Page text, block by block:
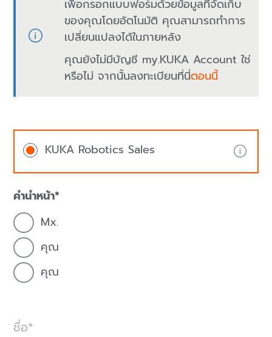
เพื่อกรอกแบบฟอร์มด้วยข้อมูลที่จัดเก็บ
ของคุณโดยอัตโนมัติ คุณสามารถทำการ
เปลี่ยนแปลงได้ในภายหลัง
คุณยังไม่มีบัญชี my.KUKA Account ใช่
หรือไม่ จากนั้นลงทะเบียนที่นี่ตอนนี้
KUKA Robotics Sales
คำนำหน้า
Mx.
คุณ
คุณ
ชื่อ